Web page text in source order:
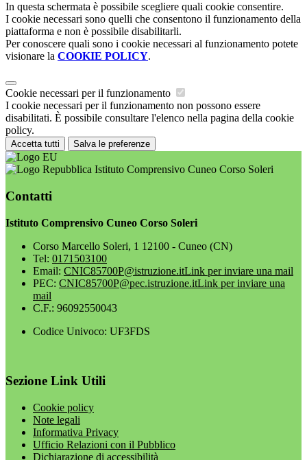
In questa schermata è possibile scegliere quali cookie consentire.
I cookie necessari sono quelli che consentono il funzionamento della
piattaforma e non è possibile disabilitarli.
Per conoscere quali sono i cookie necessari al funzionamento potete
visionare la COOKIE POLICY.
Cookie necessari per il funzionamento
I cookie necessari per il funzionamento non possono essere
disabilitati. È possibile consultare l'elenco nella pagina della cookie
policy.
Accetta tutti Salva le preferenze
Istituto Comprensivo Cuneo Corso Soleri
Contatti
Istituto Comprensivo Cuneo Corso Soleri
Corso Marcello Soleri, 1 12100 - Cuneo (CN)
Tel: 0171503100
Email: CNIC85700P@istruzione.itLink per inviare una mail
PEC: CNIC85700P@pec.istruzione.itLink per inviare una
mail
C.F.: 96092550043
Codice Univoco: UF3FDS
Sezione Link Utili
Cookie policy
Note legali
Informativa Privacy
Ufficio Relazioni con il Pubblico
Dichiarazione di accessibilità